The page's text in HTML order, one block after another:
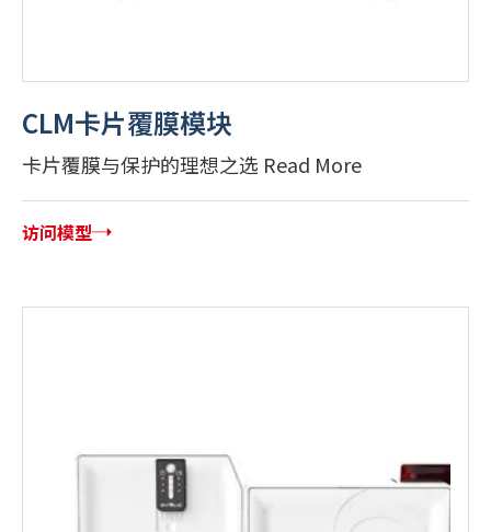
CLM卡片覆膜模块
卡片覆膜与保护的理想之选 Read More
访问模型